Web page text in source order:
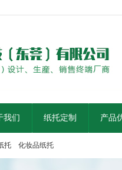
我们 纸托定制 产品
托 化妆品纸托